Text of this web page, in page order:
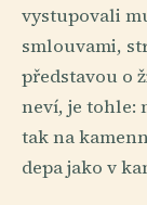
vystupovali
smlouvami,
představou o
neví, je tohle:
tak na
depa jako v